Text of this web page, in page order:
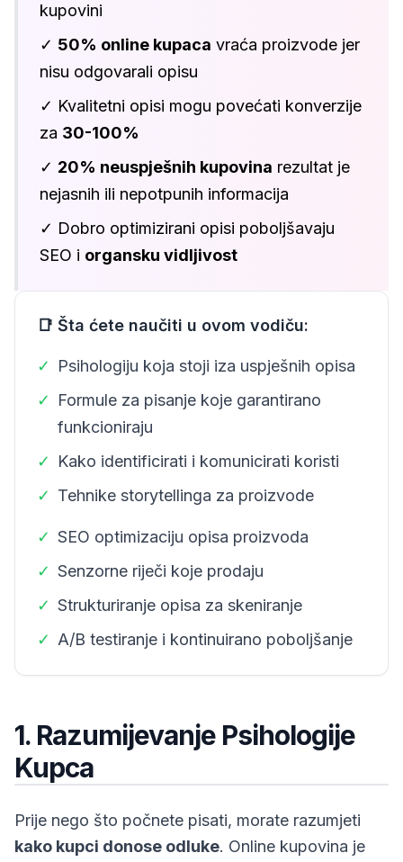
kupovini
✓ 50% online kupaca vraća proizvode jer
nisu odgovarali opisu
✓ Kvalitetni opisi mogu povećati konverzije
za 30-100%
✓ 20% neuspješnih kupovina rezultat je
nejasnih ili nepotpunih informacija
✓ Dobro optimizirani opisi poboljšavaju
SEO i organsku vidljivost
📑 Šta ćete naučiti u ovom vodiču:
✓
Psihologiju koja stoji iza uspješnih opisa
✓
Formule za pisanje koje garantirano
funkcioniraju
✓
Kako identificirati i komunicirati koristi
✓ Tehnike storytellinga za proizvode
✓ SEO optimizaciju opisa proizvoda
✓ Senzorne riječi koje prodaju
✓ Strukturiranje opisa za skeniranje
✓ A/B testiranje i kontinuirano poboljšanje
1. Razumijevanje Psihologije
Kupca
Prije nego što počnete pisati, morate razumjeti
kako kupci donose odluke. Online kupovina je